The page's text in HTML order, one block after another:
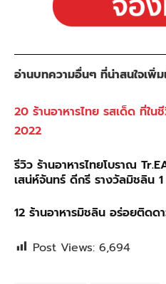
อ่านบทความอื่นๆ ที่น่าสนใจเพิ่ม
20 ร้านอาหารไทย รสเด็ด ที่ใ
2022
รีวิว ร้านอาหารไทยโบราณ
เสน่ห์จันทร์ ดีกรี รางวัลมิชลิน
12 ร้านอาหารมิชลิน อร่อยติด
Post Views: 6,694